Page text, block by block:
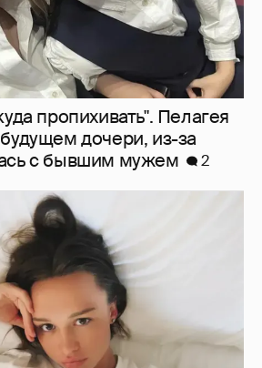
на Бали: Диана
в СИЗО